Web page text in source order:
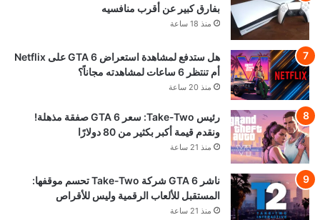
بفارق كبير عن أقرب منافسيه
منذ 18 ساعة
هل ستدفع لمشاهدة استعراض GTA 6 على Netflix
أم تنتظر 6 ساعات لمشاهدته مجاناً؟
منذ 20 ساعة
رئيس Take-Two: سعر GTA 6 صفقة مذهلة!
ونقدم قيمة أكبر بكثير من 80 دولارًا
منذ 21 ساعة
ناشر GTA 6 شركة Take-Two تحسم موقفها:
المستقبل للألعاب الرقمية وليس للأقراص
منذ 21 ساعة